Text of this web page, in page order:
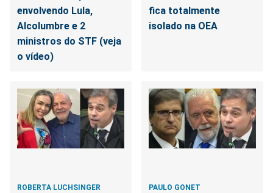
envolvendo Lula,
Alcolumbre e 2
ministros do STF (veja
o vídeo)
fica totalmente
isolado na OEA
ROBERTA LUCHSINGER PAULO GONET